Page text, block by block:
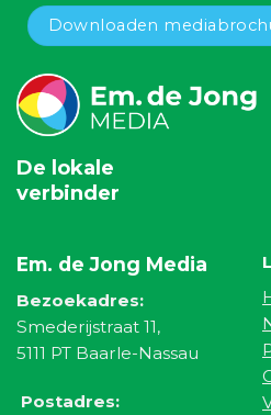
Downloaden
De lokale
verbinder
Em. de Jong Media
Bezoekadres:
Smederijstraat 11,
5111 PT Baarle-Nassau
Postadres: